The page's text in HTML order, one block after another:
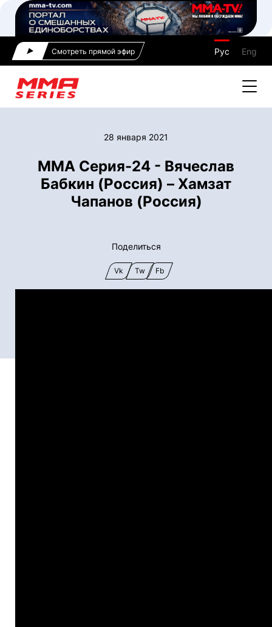
Смотреть прямой эфир Рус Eng
28 января 2021
ММА Серия-24 - Вячеслав
Бабкин (Россия) – Хамзат
Чапанов (Россия)
Поделиться
Vk Tw Fb